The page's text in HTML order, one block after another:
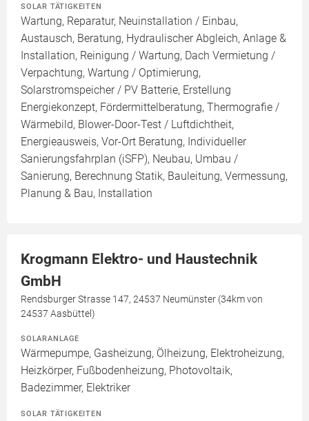
SOLAR TÄTIGKEITEN
Wartung, Reparatur, Neuinstallation / Einbau,
Austausch, Beratung, Hydraulischer Abgleich, Anlage &
Installation, Reinigung / Wartung, Dach Vermietung /
Verpachtung, Wartung / Optimierung,
Solarstromspeicher / PV Batterie, Erstellung
Energiekonzept, Fördermittelberatung, Thermografie /
Wärmebild, Blower-Door-Test / Luftdichtheit,
Energieausweis, Vor-Ort Beratung, Individueller
Sanierungsfahrplan (iSFP), Neubau, Umbau /
Sanierung, Berechnung Statik, Bauleitung, Vermessung,
Planung & Bau, Installation
Krogmann Elektro- und Haustechnik
GmbH
Rendsburger Strasse 147, 24537 Neumünster (34km von
24537 Aasbüttel)
SOLARANLAGE
Wärmepumpe, Gasheizung, Ölheizung, Elektroheizung,
Heizkörper, Fußbodenheizung, Photovoltaik,
Badezimmer, Elektriker
SOLAR TÄTIGKEITEN